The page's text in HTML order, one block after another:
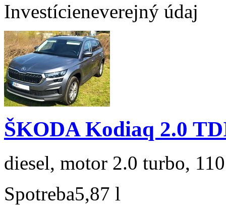
Investícieneverejný údaj
ŠKODA Kodiaq 2.0
diesel, motor 2.0 turbo,
Spotreba5,87 l